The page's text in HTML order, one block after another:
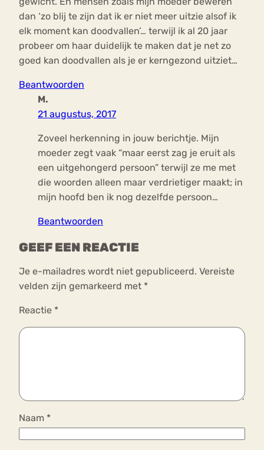
dan ‘zo blij te zijn dat ik er niet meer uitzie alsof ik
elk moment kan doodvallen’… terwijl ik al 20 jaar
probeer om haar duidelijk te maken dat je net zo
goed kan doodvallen als je er kerngezond uitziet…
Beantwoorden
M.
21 augustus, 2017
Zoveel herkenning in jouw berichtje. Mijn
moeder zegt vaak “maar eerst zag je eruit als
een uitgehongerd persoon” terwijl ze me met
die woorden alleen maar verdrietiger maakt; in
mijn hoofd ben ik nog dezelfde persoon…
Beantwoorden
GEEF EEN REACTIE
Je e-mailadres wordt niet gepubliceerd. Vereiste
velden zijn gemarkeerd met *
Reactie *
Naam *